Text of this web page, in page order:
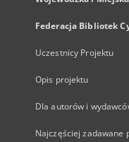
Federacja Bibliotek
Uczestnicy Projektu
Opis projektu
Dla autorów i
Najczęściej zadawane